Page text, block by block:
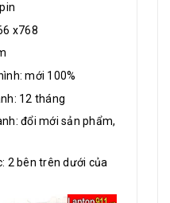
x768
mới 100%
12 tháng
đổi mới sản phẩm,
2 bên trên dưới của